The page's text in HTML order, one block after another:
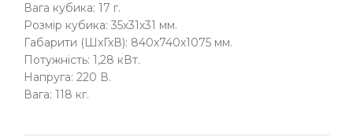
Вага кубика: 17 г.
Розмір кубика: 35х31х31 мм.
Габарити (ШхГхВ): 840х740х1075 мм.
Потужність: 1,28 кВт.
Напруга: 220 В.
Вага: 118 кг.